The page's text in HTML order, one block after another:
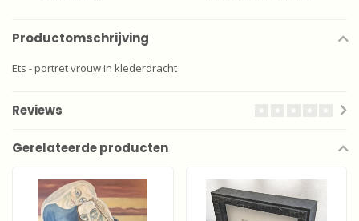
Productomschrijving
Ets - portret vrouw in klederdracht
Reviews
Gerelateerde producten